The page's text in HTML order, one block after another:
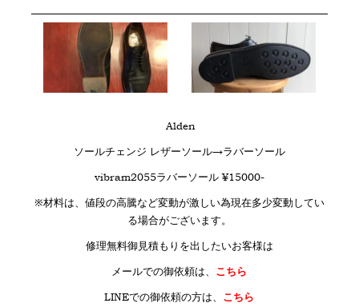
Alden
ソールチェンジ レザーソール→ラバーソール
vibram2055ラバーソール ¥15000-
※材料は、値段の高騰など変動が激しい為現在多少変動してい
る場合がございます。
修理無料御見積もりを出したいお客様は
メールでの御依頼は、 こちら
LINEでの御依頼の方は、 こちら